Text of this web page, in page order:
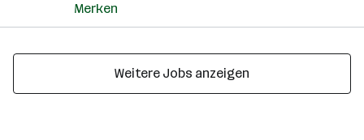
Merken
Weitere Jobs anzeigen